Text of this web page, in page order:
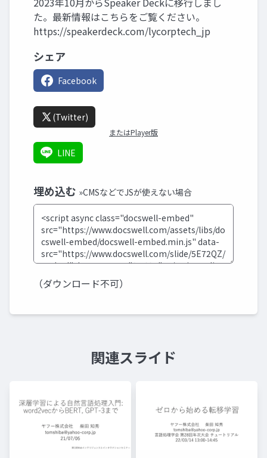
た。最新情報はこちらをご覧ください。
https://speakerdeck.com/lycorptech_jp
シェア
Facebook
(Twitter)
またはPlayer版
LINE
埋め込む »CMSなどでJSが使えない場合
（ダウンロード不可）
関連スライド